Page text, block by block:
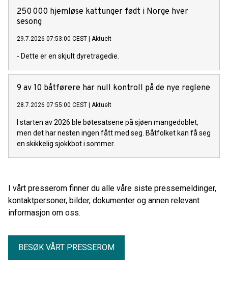
250 000 hjemløse kattunger født i Norge hver
sesong
29.7.2026 07:53:00 CEST Aktuelt
- Dette er en skjult dyretragedie.
9 av 10 båtførere har null kontroll på de nye reglene
28.7.2026 07:55:00 CEST Aktuelt
I starten av 2026 ble bøtesatsene på sjøen mangedoblet,
men det har nesten ingen fått med seg. Båtfolket kan få seg
en skikkelig sjokkbot i sommer.
I vårt presserom finner du alle våre siste pressemeldinger,
kontaktpersoner, bilder, dokumenter og annen relevant
informasjon om oss.
BESØK VÅRT PRESSEROM